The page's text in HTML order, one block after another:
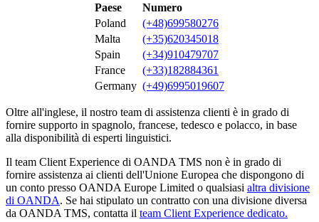
Paese
Numero
Poland
(+48)699580276
Malta
(+35)620345018
Spain
(+34)910479707
France
(+33)182884361
Germany (+49)6995019607
Oltre all'inglese, il nostro team di assistenza clienti è in grado di
fornire supporto in spagnolo, francese, tedesco e polacco, in base
alla disponibilità di esperti linguistici.
Il team Client Experience di OANDA TMS non è in grado di
fornire assistenza ai clienti dell'Unione Europea che dispongono di
un conto presso OANDA Europe Limited o qualsiasi altra divisione
di OANDA. Se hai stipulato un contratto con una divisione diversa
da OANDA TMS, contatta il team Client Experience dedicato.